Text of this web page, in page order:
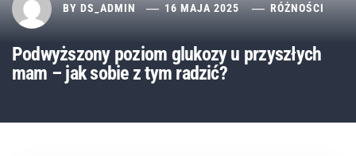
BY DS_ADMIN 16 MAJA 2025 RÓŻNOŚCI
Podwyższony poziom glukozy u przyszłych
mam – jak sobie z tym radzić?